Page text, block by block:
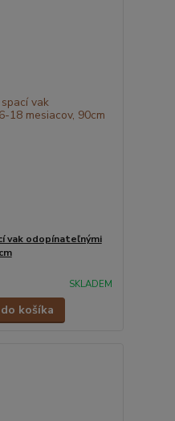
vak odopínateľnými
SKLADEM
košíka